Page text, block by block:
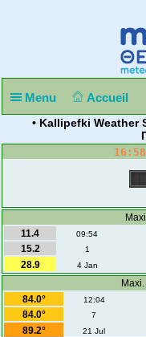
Menu Accueil
• Kallipefki Weather
11.4
09:54
15.2
1
28.9
4 Jan
84.0°
12:04
84.0°
7
89.2°
21 Jul